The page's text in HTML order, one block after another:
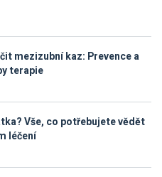
mezizubní kaz: Prevence a
terapie
Vše, co potřebujete vědět
léčení